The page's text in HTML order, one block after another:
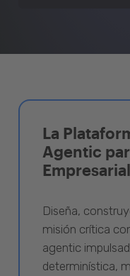
La
Agentic
Empresarial
Diseña,
misión crítica
agentic
determinística,